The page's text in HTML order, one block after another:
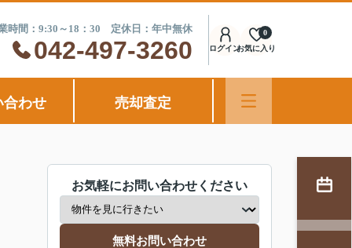
時間：9:30～18：30 定休日：年中無休
042-497-3260 ログインお気に入り
0
合わせ 売却査定
お気軽にお問い合わせください
無料お問い合わせ